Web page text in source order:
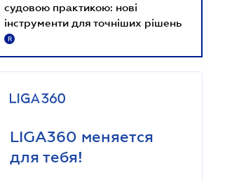
судовою практикою: нові
інструменти для точніших рішень
R
LIGA360 меняется
для тебя!